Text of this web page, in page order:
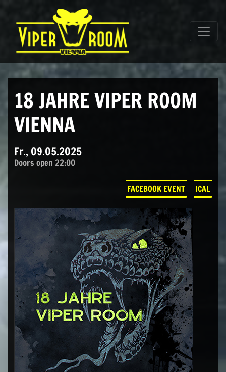
Hauptnavigation
18 JAHRE VIPER ROOM
VIENNA
Fr., 09.05.2025
Doors open 22:00
FACEBOOK EVENT ICAL